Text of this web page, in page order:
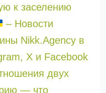
к заселению
– Новости
Nikk.Agency в
X и Facebook
двух
— что